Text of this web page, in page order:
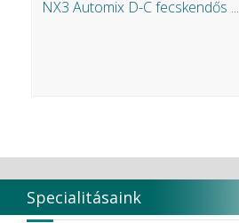
NX3 Automix D-C fecskendős ...
Specialitásaink